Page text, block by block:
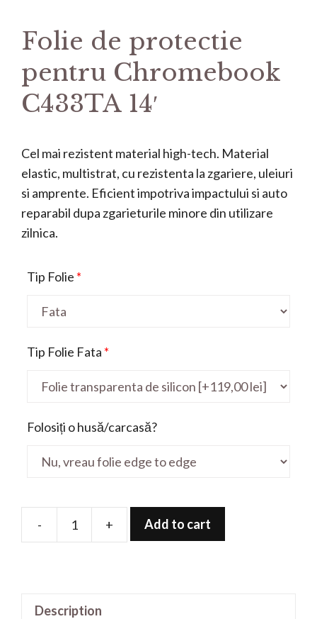
Folie de protectie
pentru Chromebook
C433TA 14′
Cel mai rezistent material high-tech. Material
elastic, multistrat, cu rezistenta la zgariere, uleiuri
si amprente. Eficient impotriva impactului si auto
reparabil dupa zgarieturile minore din utilizare
zilnica.
Tip Folie *
Tip Folie Fata *
Folosiți o husă/carcasă?
-
Folie
+ Add to cart
Description